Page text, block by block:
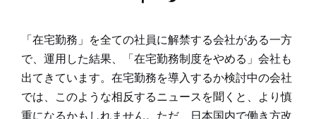
「在宅勤務」を全ての社員に解禁する会社がある一方
で、運用した結果、「在宅勤務制度をやめる」会社も
出てきています。在宅勤務を導入するか検討中の会社
では、このような相反するニュースを聞くと、より慎
重になるかもしれません。ただ、日本国内で働き方改